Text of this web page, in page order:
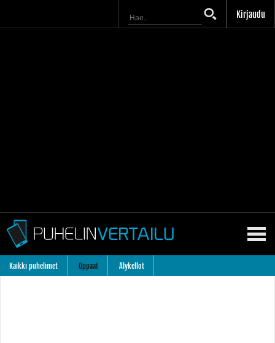
Kirjaudu
Kaikki puhelimet Oppaat Älykellot